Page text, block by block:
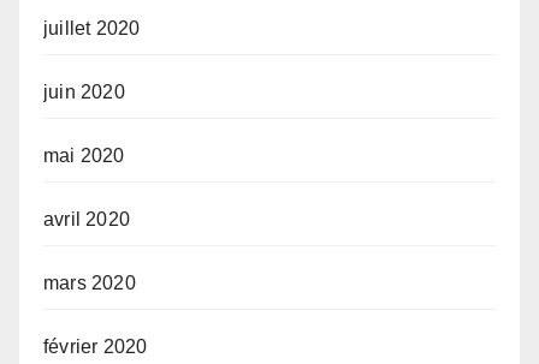
juillet 2020
juin 2020
mai 2020
avril 2020
mars 2020
février 2020